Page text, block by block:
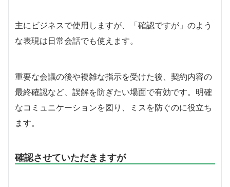
主にビジネスで使用しますが、「確認ですが」のよう
な表現は日常会話でも使えます。
重要な会議の後や複雑な指示を受けた後、契約内容の
最終確認など、誤解を防ぎたい場面で有効です。明確
なコミュニケーションを図り、ミスを防ぐのに役立ち
ます。
確認させていただきますが